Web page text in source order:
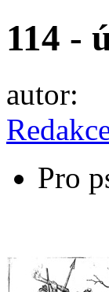
114 -
autor:
Pro